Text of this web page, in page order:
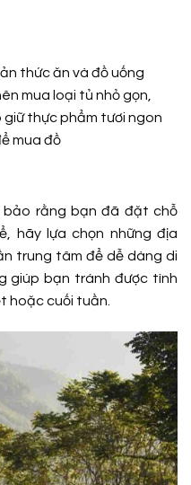
thức ăn và đồ uống
mua loại tủ nhỏ gọn,
giữ thực phẩm tươi ngon
mua đồ
bảo rằng bạn đã đặt chỗ
hãy lựa chọn những địa
trung tâm để dễ dàng di
giúp bạn tránh được tình
hoặc cuối tuần.